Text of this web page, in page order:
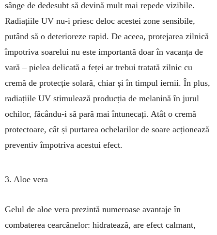
sânge de dedesubt să devină mult mai repede vizibile.
Radiațiile UV nu-i priesc deloc acestei zone sensibile,
putând să o deterioreze rapid. De aceea, protejarea zilnică
împotriva soarelui nu este importantă doar în vacanța de
vară – pielea delicată a feței ar trebui tratată zilnic cu
cremă de protecție solară, chiar și în timpul iernii. În plus,
radiațiile UV stimulează producția de melanină în jurul
ochilor, făcându-i să pară mai întunecați. Atât o cremă
protectoare, cât și purtarea ochelarilor de soare acționează
preventiv împotriva acestui efect.
3. Aloe vera
Gelul de aloe vera prezintă numeroase avantaje în
combaterea cearcănelor: hidratează, are efect calmant,